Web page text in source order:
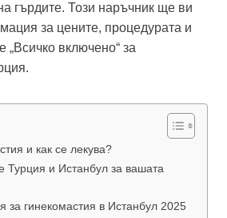
гърдите. Този наръчник ще ви
за цените, процедурата и
„Всичко включено“ за
и как се лекува?
Турция и Истанбул за вашата
за гинекомастия в Истанбул 2025